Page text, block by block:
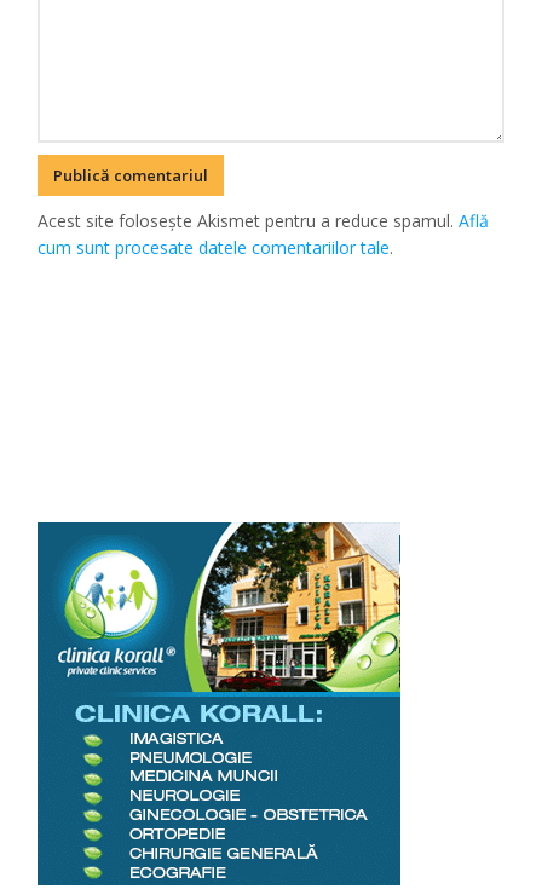
Acest site folosește Akismet pentru a reduce spamul.Află
cum sunt procesate datele comentariilor tale.